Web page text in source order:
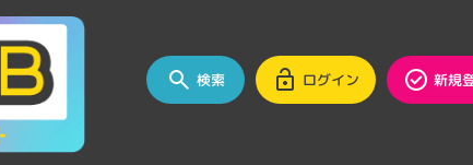
検索 ログイン 新規